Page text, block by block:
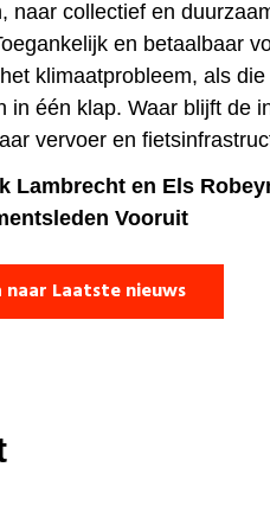
naar collectief en
en betaalbaar
klimaatprobleem, als
in één klap. Waar blijft de
vervoer en
Lambrecht en Els
Vooruit
naar Laatste nieuws